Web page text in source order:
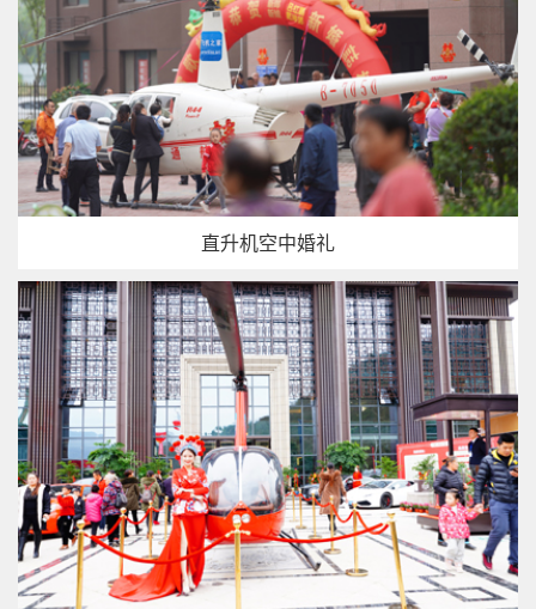
直升机空中婚礼